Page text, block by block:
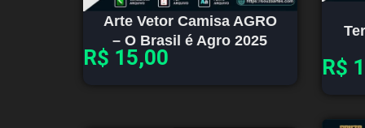
Arte Vetor Camisa AGRO
– O Brasil é Agro 2025
R$ 15,00 R$